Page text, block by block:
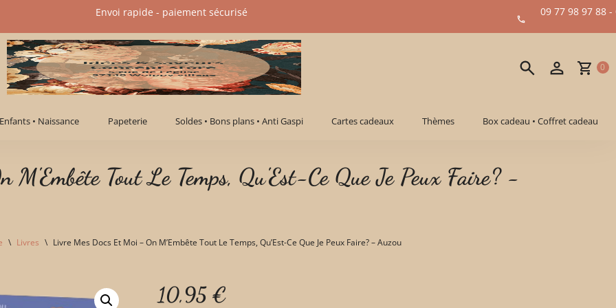
09 77 98 97 88 -
Envoi rapide - paiement sécurisé​
0
Enfants • Naissance Papeterie Soldes • Bons plans • Anti Gaspi Cartes cadeaux Thèmes Box cadeau • Coffret cadeau
Tout Le Temps, Qu'Est-Ce Que Je Peux Faire? -
\ Livres \ Livre Mes Docs Et Moi – On M’Embête Tout Le Temps, Qu’Est-Ce Que Je Peux Faire? – Auzou
10,95 €